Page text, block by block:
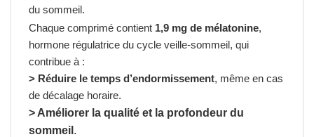
du sommeil.
Chaque comprimé contient 1,9 mg de mélatonine,
hormone régulatrice du cycle veille-sommeil, qui
contribue à :
> Réduire le temps d’endormissement, même en cas
de décalage horaire.
> Améliorer la qualité et la profondeur du
sommeil .